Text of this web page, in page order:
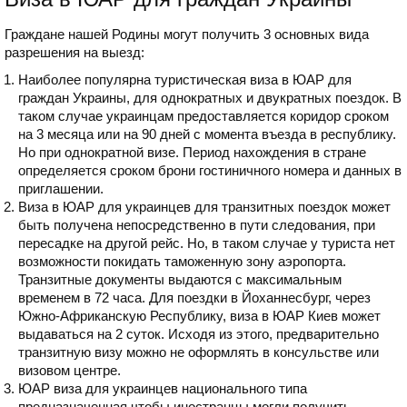
Граждане нашей Родины могут получить 3 основных вида
разрешения на выезд:
Наиболее популярна туристическая виза в ЮАР для
граждан Украины, для однократных и двукратных поездок. В
таком случае украинцам предоставляется коридор сроком
на 3 месяца или на 90 дней с момента въезда в республику.
Но при однократной визе. Период нахождения в стране
определяется сроком брони гостиничного номера и данных в
приглашении.
Виза в ЮАР для украинцев для транзитных поездок может
быть получена непосредственно в пути следования, при
пересадке на другой рейс. Но, в таком случае у туриста нет
возможности покидать таможенную зону аэропорта.
Транзитные документы выдаются с максимальным
временем в 72 часа. Для поездки в Йоханнесбург, через
Южно-Африканскую Республику, виза в ЮАР Киев может
выдаваться на 2 суток. Исходя из этого, предварительно
транзитную визу можно не оформлять в консульстве или
визовом центре.
ЮАР виза для украинцев национального типа